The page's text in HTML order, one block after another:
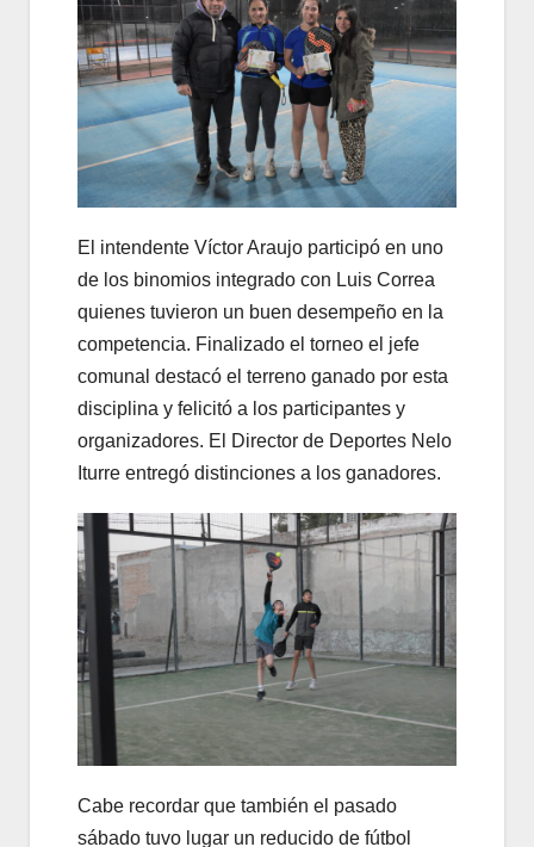
El intendente Víctor Araujo participó en uno
de los binomios integrado con Luis Correa
quienes tuvieron un buen desempeño en la
competencia. Finalizado el torneo el jefe
comunal destacó el terreno ganado por esta
disciplina y felicitó a los participantes y
organizadores. El Director de Deportes Nelo
Iturre entregó distinciones a los ganadores.
Cabe recordar que también el pasado
sábado tuvo lugar un reducido de fútbol